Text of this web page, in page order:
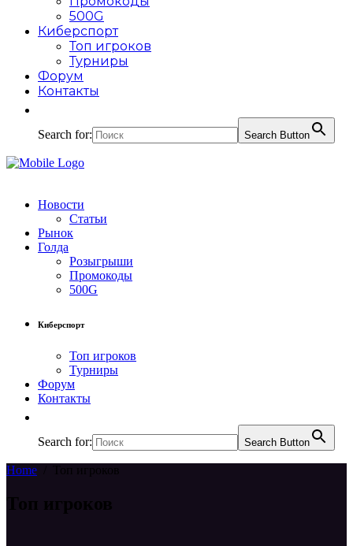
500G
Киберспорт
Топ игроков
Турниры
Форум
Контакты
Search for: Search Button
Новости
Статьи
Рынок
Голда
Розыгрыши
Промокоды
500G
Киберспорт
Топ игроков
Турниры
Форум
Контакты
Search for: Search Button
Home Топ игроков
Топ игроков